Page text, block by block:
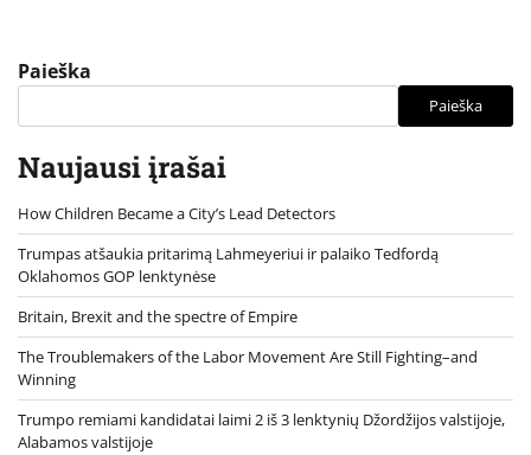
Paieška
Paieška
Naujausi įrašai
How Children Became a City’s Lead Detectors
Trumpas atšaukia pritarimą Lahmeyeriui ir palaiko Tedfordą
Oklahomos GOP lenktynėse
Britain, Brexit and the spectre of Empire
The Troublemakers of the Labor Movement Are Still Fighting–and
Winning
Trumpo remiami kandidatai laimi 2 iš 3 lenktynių Džordžijos valstijoje,
Alabamos valstijoje